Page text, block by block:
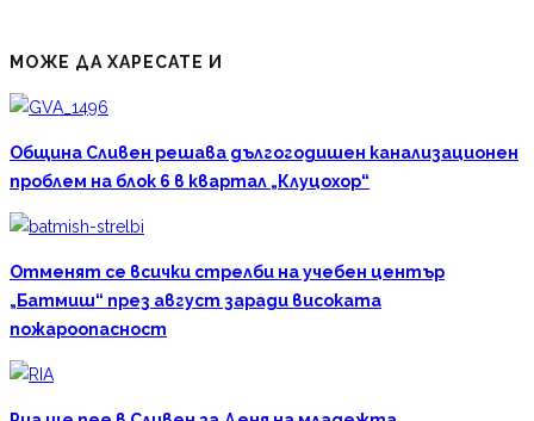
МОЖЕ ДА ХАРЕСАТЕ И
Община Сливен решава дългогодишен канализационен
проблем на блок 6 в квартал „Клуцохор“
Отменят се всички стрелби на учебен център
„Батмиш“ през август заради високата
пожароопасност